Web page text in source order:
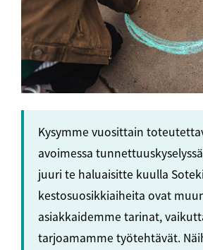
Kysymme vuosittain
avoimessa
juuri te haluaisitte kuulla
kestosuosikkiaiheita ovat
asiakkaidemme tarinat,
tarjoamamme työtehtävät.